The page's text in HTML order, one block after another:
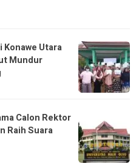
Konawe Utara
Mundur
Calon Rektor
Raih Suara